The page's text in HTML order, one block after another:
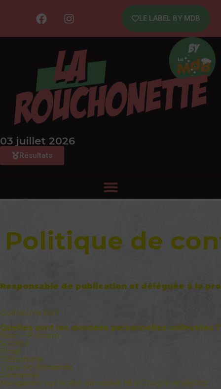
LE LABEL BY MDB
03 juillet 2026
Résultats
Politique de
Responsable de publication et déléguée à la
Guillaume BAY
Quelles sont les données personnelles collectées ?
Nom – Prénom
Société
Email
Téléphone
Type de demande
Demande
Navigation sur le site via cookie lié à Google Analytics